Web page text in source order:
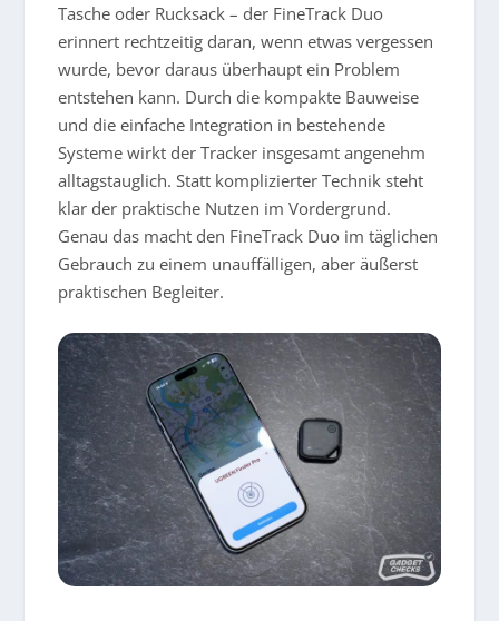
Tasche oder Rucksack – der FineTrack Duo
erinnert rechtzeitig daran, wenn etwas vergessen
wurde, bevor daraus überhaupt ein Problem
entstehen kann. Durch die kompakte Bauweise
und die einfache Integration in bestehende
Systeme wirkt der Tracker insgesamt angenehm
alltagstauglich. Statt komplizierter Technik steht
klar der praktische Nutzen im Vordergrund.
Genau das macht den FineTrack Duo im täglichen
Gebrauch zu einem unauffälligen, aber äußerst
praktischen Begleiter.